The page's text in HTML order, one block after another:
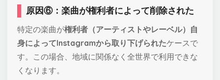
原因⑥：楽曲が権利者によって削除された
特定の楽曲が権利者（アーティストやレーベル）自
身によってInstagramから取り下げられたケースで
す。この場合、地域に関係なく全世界で利用できな
くなります。